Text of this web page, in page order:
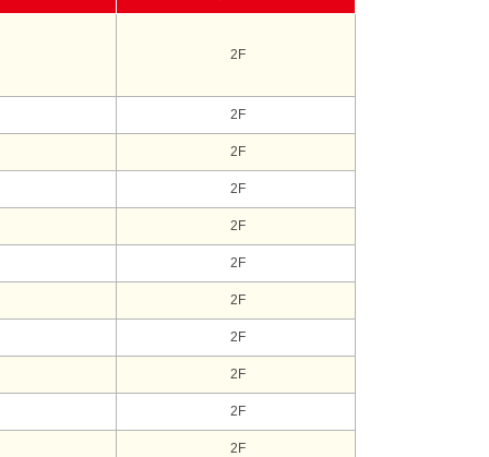
2F
2F
2F
2F
2F
2F
2F
2F
2F
2F
2F